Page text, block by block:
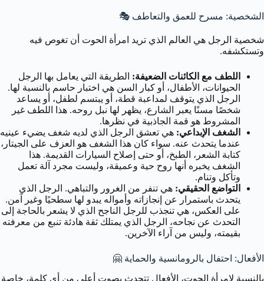
الشخصية: مسرح للعمق والتعاطف 🎭
شخصية الرجل هي العالم الذي تريد امرأة الحوت أن تغوص فيه
وتستكشفه.
اللطف مع الكائنات الضعيفة: الطريقة التي يعامل بها الرجل
الحيوانات، الأطفال، أو كبار السن هي اختبار حاسم بالنسبة لها.
الرجل الذي يتوقف لمداعبة قطة، أو يبتسم لطفل، أو يساعد
شخصًا مسنًا يعبر الشارع، يظهر لها نبل روحه. هذا اللطف غير
المشروط هو قمة الجاذبية في نظرها.
الشغف الإبداعي: هي تعشق الرجل الذي لديه شغف يضيء عينيه
عندما يتحدث عنه. سواء كان هذا الشغف هو العزف على الجيتار،
كتابة الشعر، الطبخ، أو حتى إصلاح السيارات القديمة. هذا
الشغف يخبره أنها روح حية وعميقة، وليست مجرد آلة تعمل
وتأكل وتنام.
التواضع الحقيقي: هي تنفر من الغرور والتباهي. الرجل الذي
يتحدث باستمرار عن إنجازاته وأمواله يبدو لها سطحيًا وغير آمن.
على العكس، هي تنجذب للرجل الناجح الذي لا يشعر بالحاجة إلى
التحدث عن نجاحه، الرجل الذي يمتلك ثقة هادئة تنبع من معرفته
بقيمته، وليس من آراء الآخرين.
الأفعال: احتفال بالرومانسية والحماية 🤗
بالنسبة لامرأة الحوت، الأفعال تتحدث بصوت أعلى من أي كلمة، خاصة